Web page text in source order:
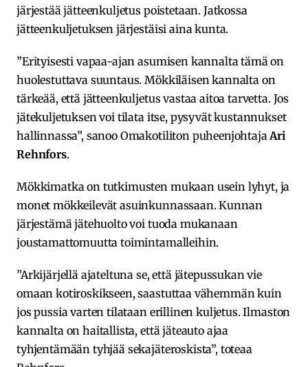
järjestää jätteenkuljetus poistetaan. Jatkossa
jätteenkuljetuksen järjestäisi aina kunta.
”Erityisesti vapaa-ajan asumisen kannalta tämä on
huolestuttava suuntaus. Mökkiläisen kannalta on
tärkeää, että jätteenkuljetus vastaa aitoa tarvetta. Jos
jätekuljetuksen voi tilata itse, pysyvät kustannukset
hallinnassa”, sanoo Omakotiliton puheenjohtajaAri
Rehnfors.
Mökkimatka on tutkimusten mukaan usein lyhyt, ja
monet mökkeilevät asuinkunnassaan. Kunnan
järjestämä jätehuolto voi tuoda mukanaan
joustamattomuutta toimintamalleihin.
”Arkijärjellä ajateltuna se, että jätepussukan vie
omaan kotiroskikseen, saastuttaa vähemmän kuin
jos pussia varten tilataan erillinen kuljetus. Ilmaston
kannalta on haitallista, että jäteauto ajaa
tyhjentämään tyhjää sekajäteroskista”, toteaa